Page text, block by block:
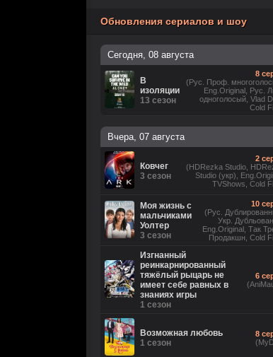
Обновления сериалов и шоу
Сегодня, 08 августа
В
изоляции
13 сезон
8
(Рус. Проф.
Eng.Original, Рус.
одноголосый, Vlad
Cold
Вчера, 07 августа
Ковчег
3 сезон
2
(HDRezka Studio,
Studio (укр),
TVShows, Cold
Моя жизнь с
мальчиками
Уолтер
3 сезон
10
(Рус.
Укр.
Eng.Original, Так
Продакшн, Cold
Изгнанный
реинкарнированный
тяжёлый рыцарь не
имеет себе равных в
знаниях игры
1 сезон
6
Возможная любовь
1 сезон
8